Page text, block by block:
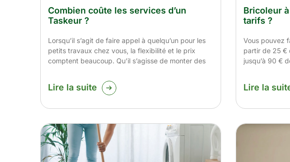
Combien coûte les services d’un
Taskeur ?
Lorsqu’il s’agit de faire appel à quelqu’un pour les
petits travaux chez vous, la flexibilité et le prix
comptent beaucoup. Qu’il s’agisse de monter des
Lire la suite
Bricoleur
tarifs ?
Vous pouvez
partir de 25 €
jusqu’à 90 €
Lire la